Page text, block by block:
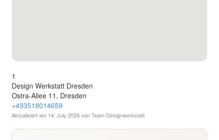
English
Deutsch
1
Design Werkstatt Dresden
Ostra-Allee 11, Dresden
+493518014659
Aktualisiert am 14. July 2026von Team Designwerkstatt